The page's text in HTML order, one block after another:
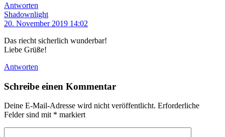
Antworten
Shadownlight
20. November 2019 14:02
Das riecht sicherlich wunderbar!
Liebe Grüße!
Antworten
Schreibe einen Kommentar
Deine E-Mail-Adresse wird nicht veröffentlicht. Erforderliche
Felder sind mit * markiert